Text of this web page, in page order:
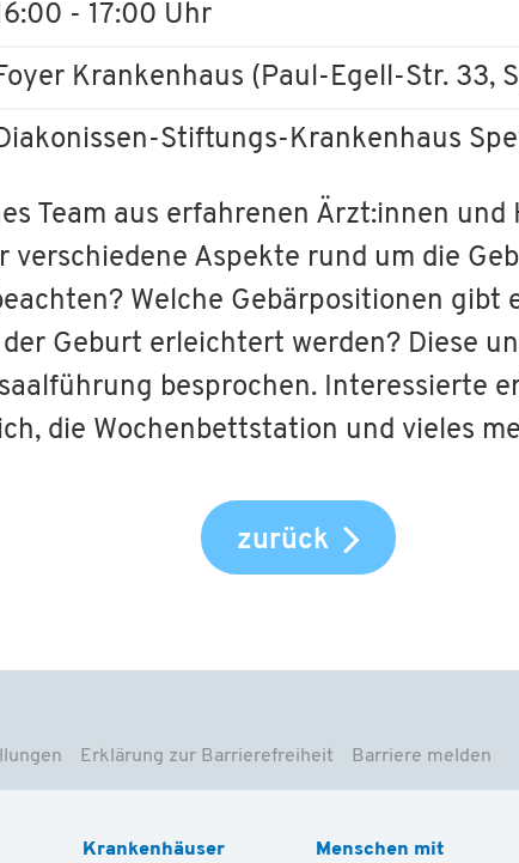
- 17:00 Uhr
Krankenhaus (Paul-Egell-Str. 33,
Stiftungs-Krankenhaus
Team aus erfahrenen Ärzt:innen
verschiedene Aspekte rund um die
Welche Gebärpositionen gibt
Geburt erleichtert werden? Diese
besprochen. Interessierte
die Wochenbettstation und vieles
zurück
Erklärung zur Barrierefreiheit Barriere melden
Krankenhäuser
Menschen mit